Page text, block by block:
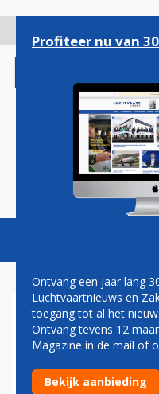
gaan
Magazine
HAINAN
CHINESE
URUMQI AIR
Profiteer nu van
Ontvang een jaar lang
Luchtvaartnieuws en
toegang tot al het
Ontvang tevens 12
Magazine in de mail of
Bekijk aanbieding